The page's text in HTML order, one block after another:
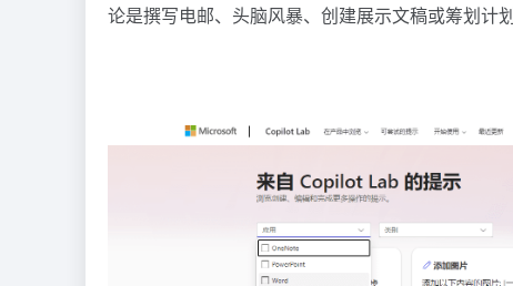
论是撰写电邮、头脑风暴、创建展示文稿或筹划计